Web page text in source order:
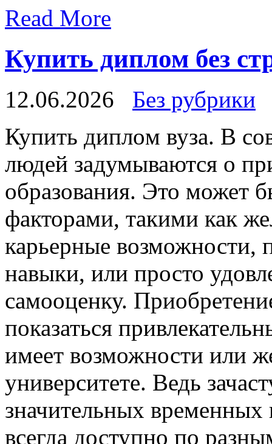
Read More
Купить диплом без
12.06.2026
Без рубрики
Купить диплoм вузa. В
людей задумываются о
образования. Это может
факторами, такими как
карьерные возможности,
навыки, или просто
самооценку.
показаться
имеет возможности или
университете. Ведь
значительных временных
всегда доступно по